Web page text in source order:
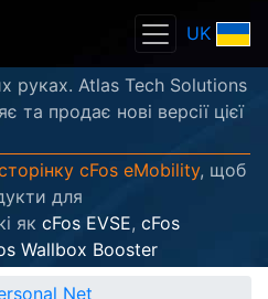
UK
руках. Atlas Tech Solutions
та продає нові версії цієї
cFos eMobility, щоб
для
як cFos EVSE, cFos
Wallbox Booster
Net